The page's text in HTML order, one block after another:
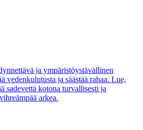
ja ympäristöystävällinen
vedenkulutusta ja säästää rahaa. Lue,
sadevettä kotona turvallisesti ja
arkea.